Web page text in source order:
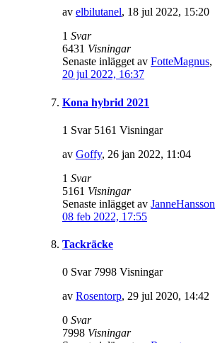
av elbilutanel, 18 jul 2022, 15:20
1 Svar
6431 Visningar
Senaste inlägget av FotteMagnus,
20 jul 2022, 16:37
Kona hybrid 2021
1 Svar 5161 Visningar
av Goffy, 26 jan 2022, 11:04
1 Svar
5161 Visningar
Senaste inlägget av JanneHansson
08 feb 2022, 17:55
Tackräcke
0 Svar 7998 Visningar
av Rosentorp, 29 jul 2020, 14:42
0 Svar
7998 Visningar